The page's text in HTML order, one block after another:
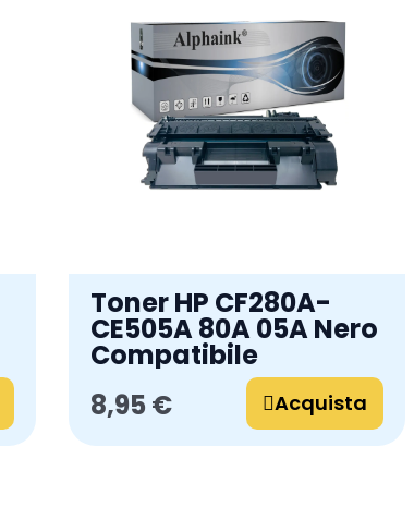
Toner HP CF280A-
CE505A 80A 05A Nero
Compatibile
8,95 €
Acquista